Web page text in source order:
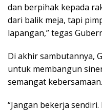
dan berpihak kepada
dari balik meja, tapi
lapangan,” tegas
Di akhir sambutannya,
untuk membangun
semangat kebersamaan.
“Jangan bekerja